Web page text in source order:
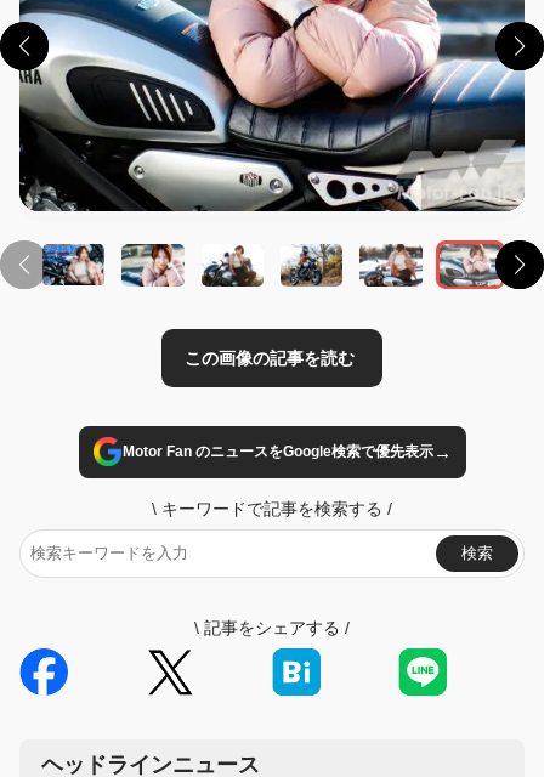
Motor Fan のニュースをGoogle検索で優先表示→
\ キーワードで記事を検索する /
検索
\ 記事をシェアする /
ヘッドラインニュース